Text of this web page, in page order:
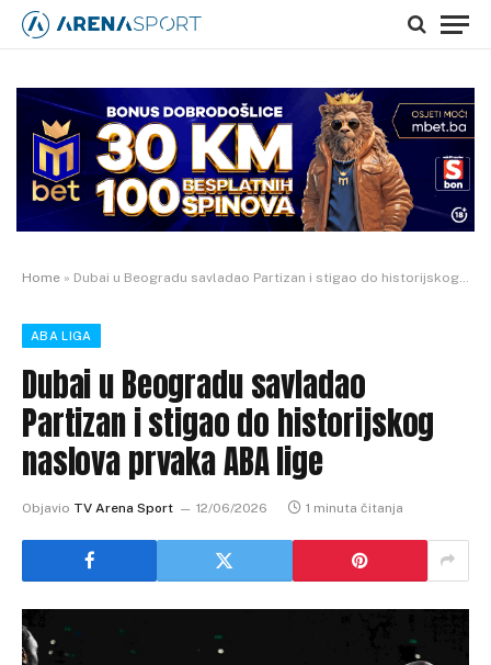
Home » Dubai u Beogradu savladao Partizan i stigao do historijskog naslova prvaka ABA lige
ABA LIGA
Dubai u Beogradu savladao
Partizan i stigao do historijskog
naslova prvaka ABA lige
Objavio TV Arena Sport 12/06/2026 1 minuta čitanja